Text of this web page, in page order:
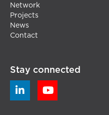
Network
Projects
News
Contact
Stay connected
 